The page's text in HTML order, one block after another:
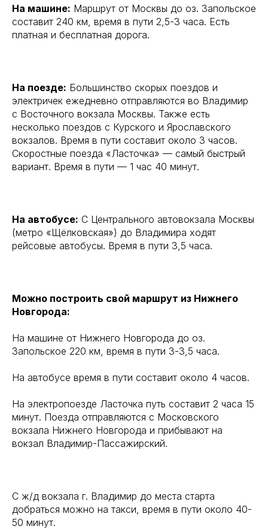
На машине: Маршрут от Москвы до оз. Запольское
составит 240 км, время в пути 2,5-3 часа. Есть
платная и бесплатная дорога.
На поезде: Большинство скорых поездов и
электричек ежедневно отправляются во Владимир
с Восточного вокзала Москвы. Также есть
несколько поездов с Курского и Ярославского
вокзалов. Время в пути составит около 3 часов.
Скоростные поезда «Ласточка» — самый быстрый
вариант. Время в пути — 1 час 40 минут.
На автобусе: С Центрального автовокзала Москвы
(метро «Щёлковская») до Владимира ходят
рейсовые автобусы. Время в пути 3,5 часа.
Можно построить свой маршрут из Нижнего
Новгорода:
На машине от Нижнего Новгорода до оз.
Запольское 220 км, время в пути 3-3,5 часа.
На автобусе время в пути составит около 4 часов.
На электропоезде Ласточка путь составит 2 часа 15
минут. Поезда отправляются с Московского
вокзала Нижнего Новгорода и прибывают на
вокзал Владимир-Пассажирский.
С ж/д вокзала г. Владимир до места старта
добраться можно на такси, время в пути около 40-
50 минут.